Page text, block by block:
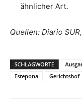
ähnlicher Art.
Quellen: Diario
SCHLAGWORTE
Estepona
Gerichtshof